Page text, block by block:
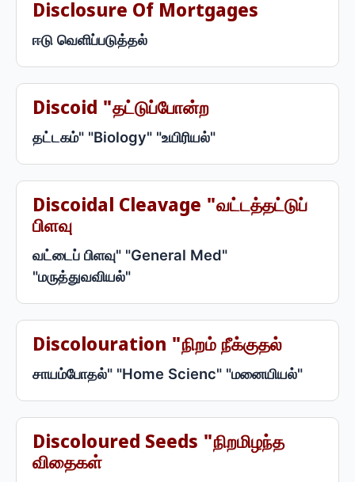
Disclosure Of Mortgages
ஈடு வெளிப்படுத்தல்
Discoid "தட்டுப்போன்ற
தட்டகம்" "Biology" "உயிரியல்"
Discoidal Cleavage "வட்டத்தட்டுப்
பிளவு
வட்டைப் பிளவு" "General Med"
"மருத்துவவியல்"
Discolouration "நிறம் நீக்குதல்
சாயம்போதல்" "Home Scienc" "மனையியல்"
Discoloured Seeds "நிறமிழந்த
விதைகள்